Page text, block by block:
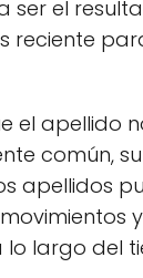
ser el
reciente
el apellido
común,
apellidos
largo del